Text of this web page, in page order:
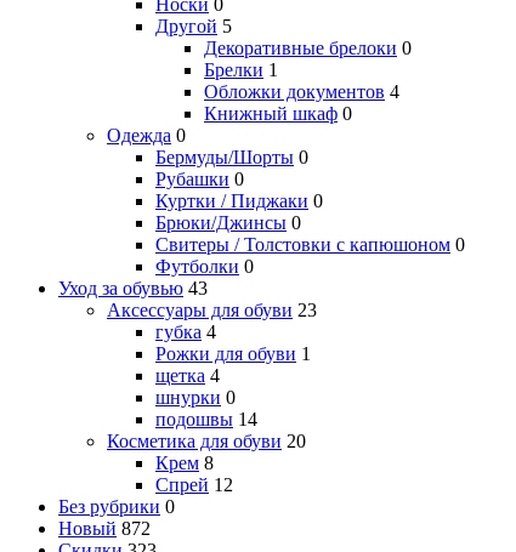
Носки 0
Другой 5
Декоративные брелоки 0
Брелки 1
Обложки документов 4
Книжный шкаф 0
Одежда 0
Бермуды/Шорты 0
Рубашки 0
Куртки / Пиджаки 0
Брюки/Джинсы 0
Свитеры / Толстовки с капюшоном 0
Футболки 0
Уход за обувью 43
Аксессуары для обуви 23
губка 4
Рожки для обуви 1
щетка 4
шнурки 0
подошвы 14
Косметика для обуви 20
Крем 8
Спрей 12
Без рубрики 0
Новый 872